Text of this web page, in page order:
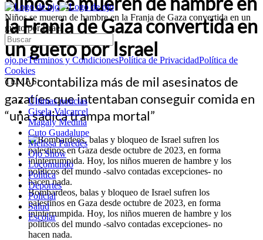
Niños se mueren de hambre en la Franja de Gaza convertida en un
gueto por Israel
ojo.peTérminos y CondicionesPolítica de PrivacidadPolítica de
Cookies
TEMAS:
Últimas noticias
Gisela Valcarcel
Magaly Medina
Cuto Guadalupe
Melissa Paredes
Ojo Show
Locomundo
Política
Deportes
Policial
Salud
Escolar
la Franja de Gaza convertida en
un gueto por Israel
ONU contabiliza más de mil asesinatos de
gazatíes que intentaban conseguir comida en
“una sádica trampa mortal”
Bombardeos, balas y bloqueo de Israel sufren los
palestinos en Gaza desde octubre de 2023, en forma
ininterrumpida. Hoy, los niños mueren de hambre y los
políticos del mundo -salvo contadas excepciones- no
hacen nada.